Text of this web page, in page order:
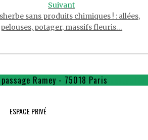
Suivant
sans produits chimiques ! : allées,
pelouses, potager, massifs fleuris…
passage Ramey - 75018 Paris
ESPACE PRIVÉ